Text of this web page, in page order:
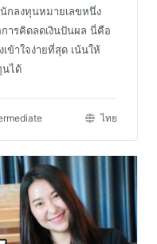
นักลงทุนหมายเลขหนึ่ง
การคิดลดเงินปันผล นี่คือ
ข้าใจง่ายที่สุด เน้นให้
นได้
ไทย